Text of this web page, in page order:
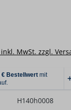
MwSt. zzgl.
H140h0008